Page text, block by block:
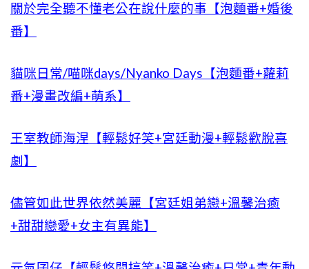
關於完全聽不懂老公在說什麼的事【泡麵番+婚後
番】
貓咪日常/喵咪days/Nyanko Days【泡麵番+蘿莉
番+漫畫改編+萌系】
王室教師海涅【輕鬆好笑+宮廷動漫+輕鬆歡脫喜
劇】
儘管如此世界依然美麗【宮廷姐弟戀+溫馨治癒
+甜甜戀愛+女主有異能】